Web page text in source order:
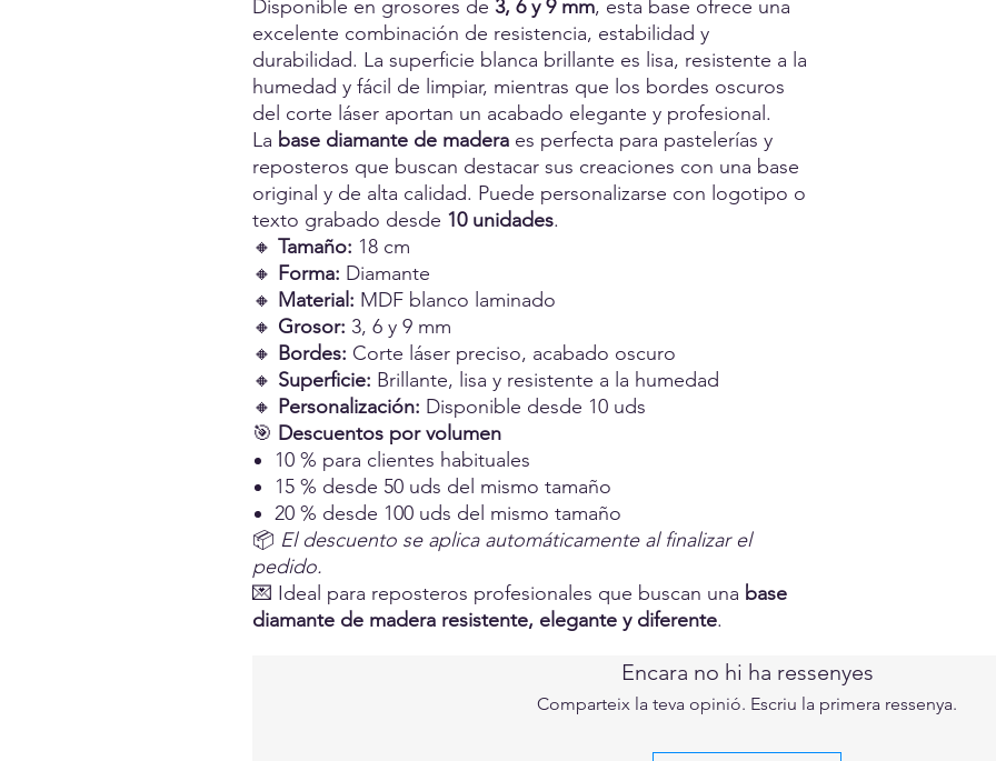
Disponible en grosores de 3, 6 y 9 mm, esta base ofrece una
excelente combinación de resistencia, estabilidad y
durabilidad. La superficie blanca brillante es lisa, resistente a la
humedad y fácil de limpiar, mientras que los bordes oscuros
del corte láser aportan un acabado elegante y profesional.
La base diamante de madera es perfecta para pastelerías y
reposteros que buscan destacar sus creaciones con una base
original y de alta calidad. Puede personalizarse con logotipo o
texto grabado desde 10 unidades.
🔸 Tamaño: 18 cm
🔸 Forma: Diamante
🔸 Material: MDF blanco laminado
🔸 Grosor: 3, 6 y 9 mm
🔸 Bordes: Corte láser preciso, acabado oscuro
🔸 Superficie: Brillante, lisa y resistente a la humedad
🔸 Personalización: Disponible desde 10 uds
🎯 Descuentos por volumen
10 % para clientes habituales
15 % desde 50 uds del mismo tamaño
20 % desde 100 uds del mismo tamaño
📦 El descuento se aplica automáticamente al finalizar el
pedido.
💌 Ideal para reposteros profesionales que buscan una base
diamante de madera resistente, elegante y diferente.
Encara no hi ha ressenyes
Comparteix la teva opinió. Escriu la primera ressenya.